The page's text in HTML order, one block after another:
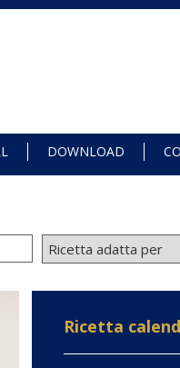
DOWNLOAD
Ricetta